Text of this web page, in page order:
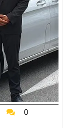
parking-
0